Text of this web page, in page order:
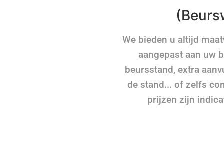
We bieden u altijd
aangepast aan uw
beursstand, extra
de stand... of zelfs
prijzen zijn